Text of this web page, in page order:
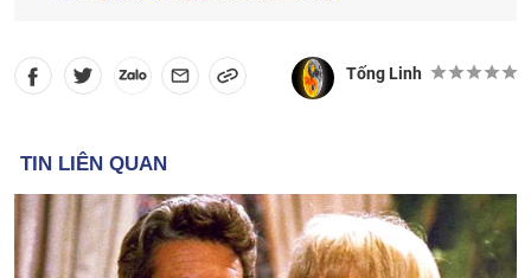
Tống Linh